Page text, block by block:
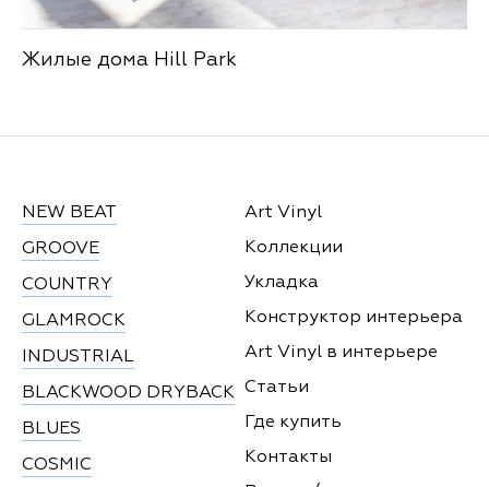
Жилые дома Hill Park
NEW BEAT
GROOVE
COUNTRY
GLAMROCK
INDUSTRIAL
BLACKWOOD DRYBACK
BLUES
COSMIC
Art Vinyl
Коллекции
Укладка
Конструктор интерьера
Art Vinyl в интерьере
Статьи
Где купить
Контакты